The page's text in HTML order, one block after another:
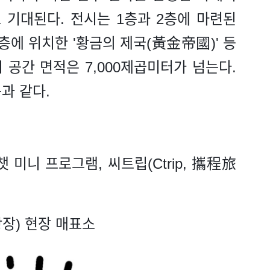
대된다. 전시는 1층과 2층에 마련된
에 위치한 '황금의 제국(黃金帝國)' 등
간 면적은 7,000제곱미터가 넘는다.
같다.
미니 프로그램, 씨트립(Ctrip, 攜程旅
) 현장 매표소